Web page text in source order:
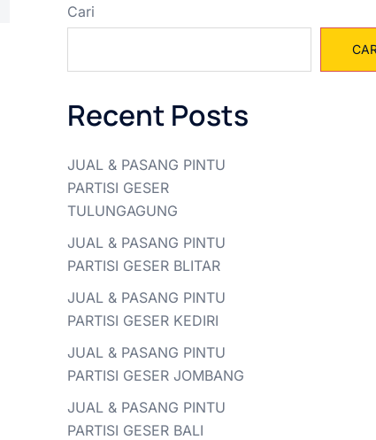
Cari
Recent Posts
JUAL & PASANG PINTU
PARTISI GESER
TULUNGAGUNG
JUAL & PASANG PINTU
PARTISI GESER BLITAR
JUAL & PASANG PINTU
PARTISI GESER KEDIRI
JUAL & PASANG PINTU
PARTISI GESER JOMBANG
JUAL & PASANG PINTU
PARTISI GESER BALI